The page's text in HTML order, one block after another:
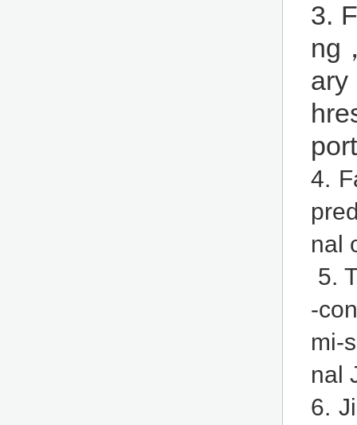
3.
ng
ary
4.
nal
5.
-
mi-
nal
6.